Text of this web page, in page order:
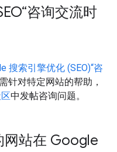
咨询交流时
搜索引擎优化 (SEO)“咨
针对特定网站的帮助，
中发帖咨询问题。
网站在 Google